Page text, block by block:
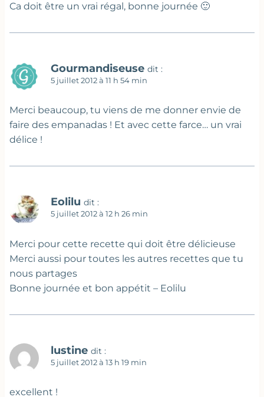
Ca doit être un vrai régal, bonne journée 🙂
Gourmandiseuse dit :
5 juillet 2012 à 11 h 54 min
Merci beaucoup, tu viens de me donner envie de
faire des empanadas ! Et avec cette farce… un vrai
délice !
Eolilu dit :
5 juillet 2012 à 12 h 26 min
Merci pour cette recette qui doit être délicieuse
Merci aussi pour toutes les autres recettes que tu
nous partages
Bonne journée et bon appétit – Eolilu
lustine dit :
5 juillet 2012 à 13 h 19 min
excellent !